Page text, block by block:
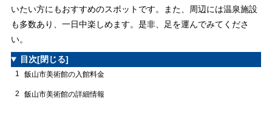
いたい方にもおすすめのスポットです。また、周辺には温泉施設
も多数あり、一日中楽しめます。是非、足を運んでみてくださ
い。
目次[閉じる]
1 飯山市美術館の入館料金
2 飯山市美術館の詳細情報